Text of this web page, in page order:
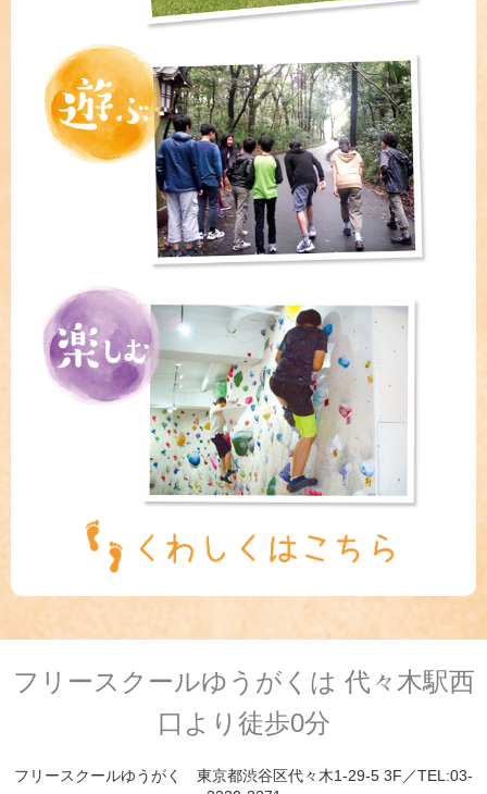
フリースクールゆうがくは 代々木駅西
口より徒歩0分
フリースクールゆうがく 東京都渋谷区代々木1-29-5 3F／TEL:03-